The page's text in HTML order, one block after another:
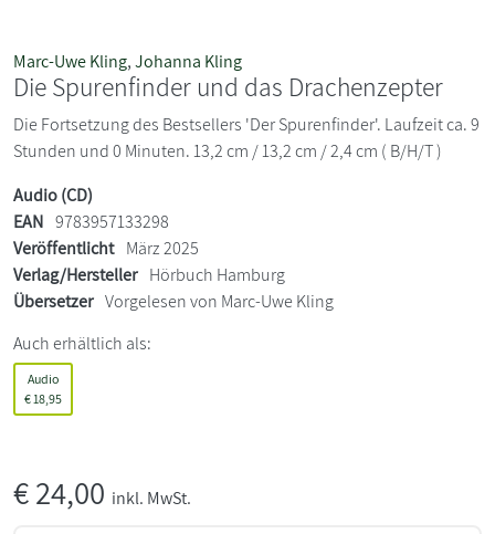
Marc-Uwe Kling,Johanna Kling
Die Spurenfinder und das Drachenzepter
Die Fortsetzung des Bestsellers 'Der Spurenfinder'. Laufzeit ca. 9
Stunden und 0 Minuten. 13,2 cm / 13,2 cm / 2,4 cm ( B/H/T )
Audio (CD)
EAN 9783957133298
Veröffentlicht März 2025
Verlag/Hersteller Hörbuch Hamburg
Übersetzer Vorgelesen von Marc-Uwe Kling
Auch erhältlich als:
Audio
€ 18,95
€24,00 inkl. MwSt.